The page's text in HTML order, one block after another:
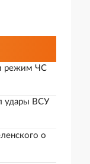
режим ЧС
удары ВСУ
о